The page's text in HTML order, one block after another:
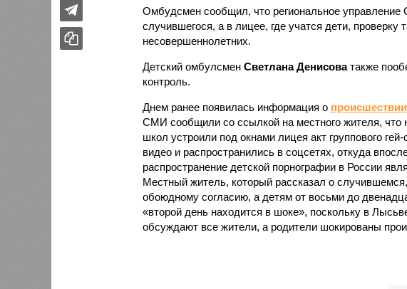
Омбудсмен сообщил, что региональное
случившегося, а в лицее, где учатся дети, проверку
несовершеннолетних.
Детский омбулсменСветлана Денисоватакже
контроль.
Днем ранее появилась информация о происшествии
СМИ сообщили со ссылкой на местного жителя, что
школ устроили под окнами лицея акт группового
видео и распространились в соцсетях, откуда
распространение детской порнографии в России
Местный житель, который рассказал о
обоюдному согласию, а детям от восьми до
«второй день находится в шоке», поскольку в
обсуждают все жители, а родители шокированы